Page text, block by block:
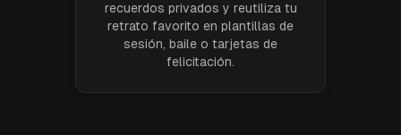
recuerdos privados y reutiliza tu
retrato favorito en plantillas de
sesión, baile o tarjetas de
felicitación.